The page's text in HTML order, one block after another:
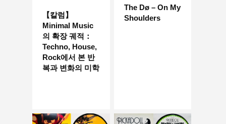
【칼럼】
Minimal Music
의 확장 궤적：
Techno, House,
Rock에서 본 반
복과 변화의 미학
The Dø – On My
Shoulders